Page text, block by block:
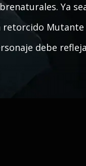
Ya
retorcido Mutante
debe